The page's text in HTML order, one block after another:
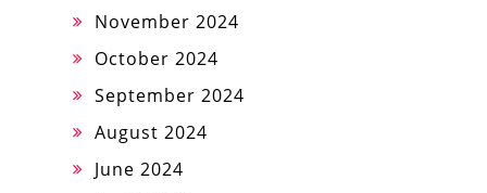
November 2024
October 2024
September 2024
August 2024
June 2024